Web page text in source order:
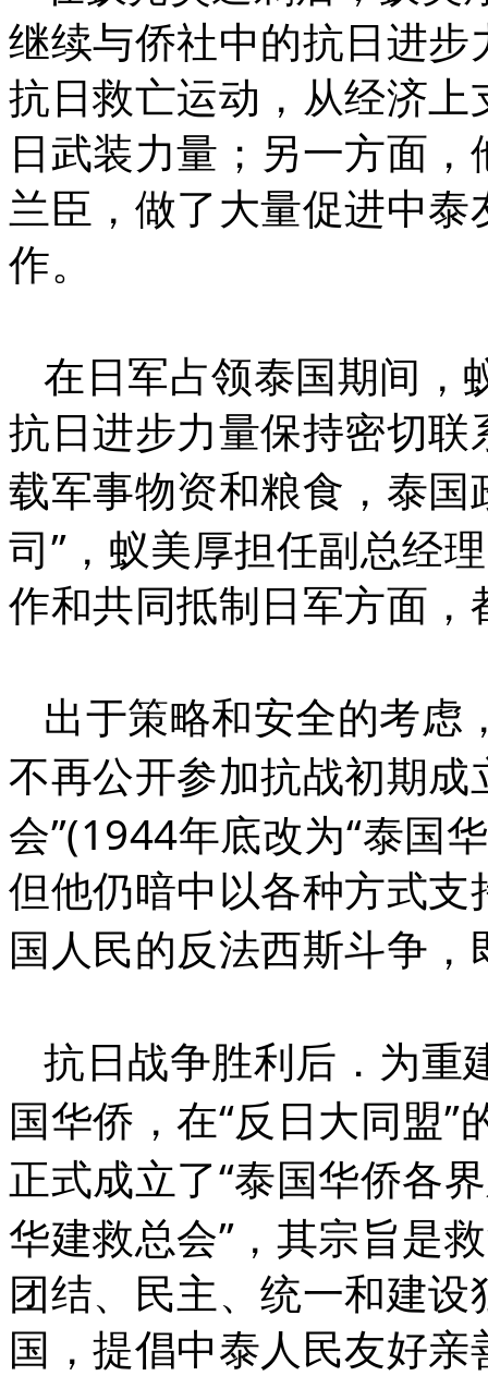
继续与侨社中的抗日进
抗日救亡运动，从经济
日武装力量；另一方面
兰臣，做了大量促进中
作。
在日军占领泰国期间，
抗日进步力量保持密切
载军事物资和粮食，泰国
司 ” ，蚁美厚担任副总经
作和共同抵制日军方面，
出于策略和安全的考虑
不再公开参加抗战初期成
会”(1944年底改为“泰国
但他仍暗中以各种方式
国人民的反法西斯斗争，
抗日战争胜利后．为重
国华侨，在“反日大同盟”
正式成立了“泰国华侨各
华建救总会” ，其宗旨是
团结、民主、统一和建
国，提倡中泰人民友好